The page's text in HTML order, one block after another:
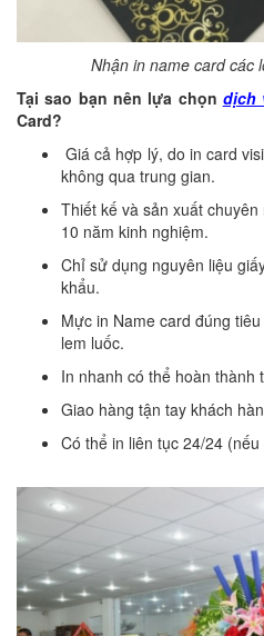
Nhận in name card các
Tại sao bạn nên lựa chọn dịch
Card?
Giá cả hợp lý, do in card
không qua trung gian.
Thiết kế và sản xuất
10 năm kinh nghiệm.
Chỉ sử dụng nguyên liệu
khẩu.
Mực in Name card đúng
lem luốc.
In nhanh có thể hoàn thành
Giao hàng tận tay khách
Có thể in liên tục 24/24